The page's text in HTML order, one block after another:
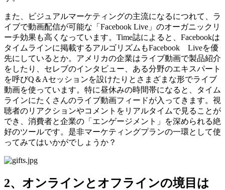
また、ビジュアルマーケティングの主流になるにつれて、ラ
イブで動画配信が可能な「Facebook Live」のオーガニックリ
ーチ効果も高くなっています。Time誌によると、Facebookは
タイムラインに掲載するアルゴリズムもFacebook Liveを優
先にしているとか。アメリカの企業はライブ動画で製品紹介
をしたり、セレブのインタビュー、ある分野のエキスパート
を呼びQ＆Aセッションを設けたりとさまざまな形でライブ
動画を使っています。特に昼休みの時間帯になると、タイム
ラインにたくさんのライブ動画フィードが入ってきます。視
聴者のリアクションやコメントをリアルタイムで見ることが
でき、消費者と企業の「エンゲージメント」を深められる絶
好のツールです。是非マーケティングプランの一環として使
ってみてはいかがでしょうか？
2、オンラインとオフラインの境目は